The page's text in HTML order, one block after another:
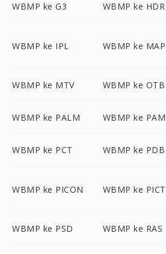
WBMP ke G3 WBMP ke HDR
WBMP ke IPL WBMP ke MAP
WBMP ke MTV WBMP ke OTB
WBMP ke PALM WBMP ke PAM
WBMP ke PCT WBMP ke PDB
WBMP ke PICON WBMP ke PICT
WBMP ke PSD WBMP ke RAS